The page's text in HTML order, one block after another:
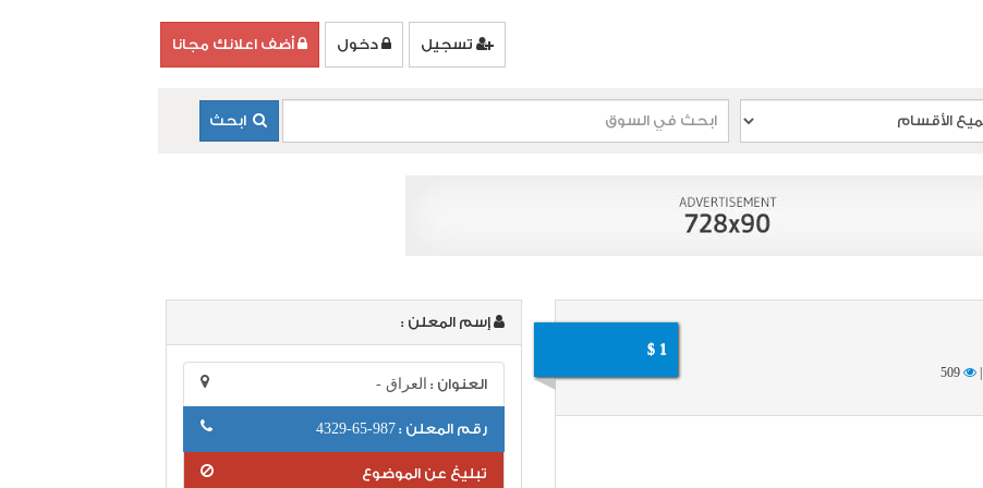
أضف اعلانك مجانا دخول تسجيل
ابحث
1 $
إسم المعلن :
العنوان : العراق -
رقم المعلن :987-65-4329
تبليغ عن الموضوع